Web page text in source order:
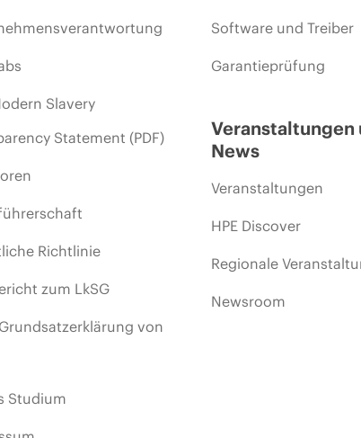
Slavery
Statement (PDF)
Richtlinie
zum LkSG
von
Studium
Software und Treiber
Garantieprüfung
Veranstaltungen
News
Veranstaltungen
HPE Discover
Regionale
Newsroom